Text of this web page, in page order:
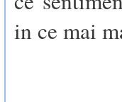
in ce mai